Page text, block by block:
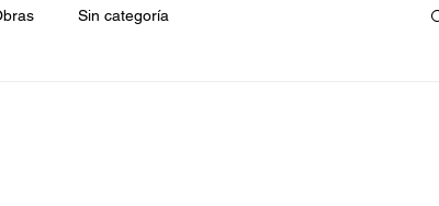
Sin categoría